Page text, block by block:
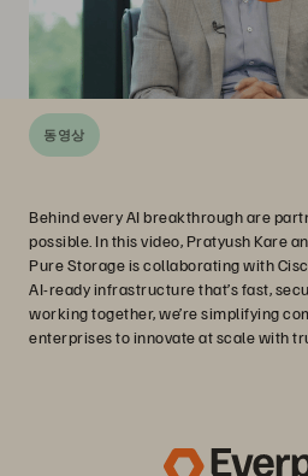
동영상
Behind every AI breakthrough are
possible. In this video, Pratyush Kare
Pure Storage is collaborating with
AI-ready infrastructure that’s fast,
working together, we’re simplifying
enterprises to innovate at scale with